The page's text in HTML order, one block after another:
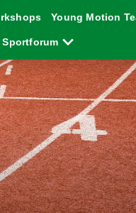
Young Motion